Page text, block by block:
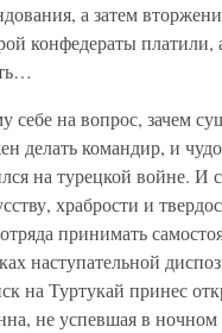
а затем
конфедераты платили,
себе на вопрос, зачем
делать командир, и
на турецкой войне. И
храбрости и
принимать
наступательной
на Туртукай принес
не успевшая в